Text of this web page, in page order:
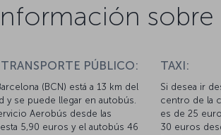
PÚBLICO:
(BCN) está a 13 km del
y se puede llegar en autobús.
Aerobús desde las
5,90 euros y el autobús 46
TAXI:
Si desea ir
centro de la
es de 25
30 euros